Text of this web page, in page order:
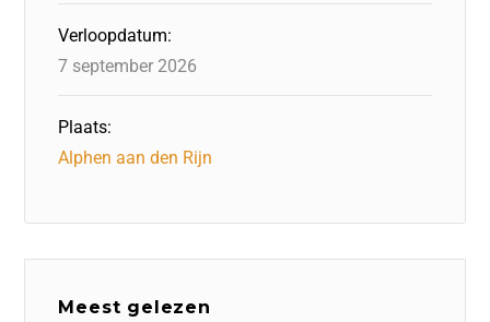
Verloopdatum:
7 september 2026
Plaats:
Alphen aan den Rijn
Meest gelezen